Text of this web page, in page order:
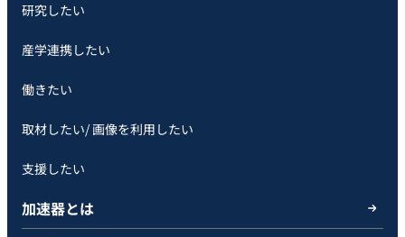
研究したい
産学連携したい
働きたい
取材したい/ 画像を利用したい
支援したい
加速器とは